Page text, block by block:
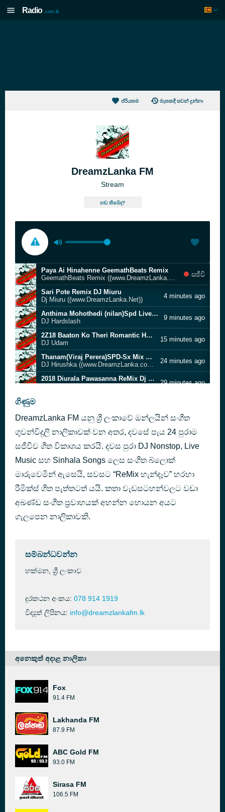
Radio .com.lk
ප්රියතම මෑතකදී සවන් දුන්නා
DreamzLanka FM
Stream
හඬ තිබේද?
Paya Ai Hinahenne GeemathBeats Remix
GeemathBeats Remix ((www.DreamzLanka.Net))
සජීවි
Sari Pote Remix DJ Miuru
Dj Miuru ((www.DreamzLanka.Net))
4 minutes ago
Anthima Mohothedi (nilan)Spd Live B2B ReMix DJ Hardslash
DJ Hardslash
9 minutes ago
2Z18 Baaton Ko Theri Romantic House Remix DJ Udam
DJ Udam
15 minutes ago
Thanam(Viraj Perera)SPD-Sx Mix DJ Hirushka
DJ Hirushka ((www.DreamzLanka.com))
24 minutes ago
2018 Diurala Pawasanna ReMix Dj Shan Maduka(EMB)
29 minutes ago
Me As Diha Balan House Dance DJ Awantha
DJ Awantha
Kokara Korkara Ko Remix DJ Awantha n DJ Akila
DJ Awantha n DJ Akila
44 minutes ago
Re Pura Remix Sangeeth Wijesuriya l DIMUTHU EMB
DIMUTHU EMB ((www.DreamzLanka.Net))
ගිණුම
DreamzLanka FM යනු ශ්‍රී ලංකාවේ ඔන්ලයින් සංගීත
ගුවන්විදුලි නාලිකාවක් වන අතර, දවසේ පැය 24 පුරාම
සජීවීව ගීත විකාශය කරයි. දවස පුරා DJ Nonstop, Live
Music සහ Sinhala Songs ලෙස සංගීත බ්ලොක්
මාරුවෙමින් ඇසෙයි, සවසට “ReMix හැන්දෑව” හරහා
රීමික්ස් ගීත පැත්තටත් යයි. කතා වැඩසටහන්වලට වඩා
අඛණ්ඩ සංගීත ප්‍රවාහයක් අහන්න හොයන අයට
ගැලපෙන නාලිකාවකි.
සම්බන්ධවන්න
හක්මන, ශ්‍රී ලංකාව
දුරකථන අංකය: 078 914 1919
විද්‍යුත් ලිපිනය: info@dreamzlankafm.lk
අනෙකුත් අදාළ නාලිකා
Fox
91.4 FM
Lakhanda FM
87.9 FM
ABC Gold FM
93.0 FM
Sirasa FM
106.5 FM